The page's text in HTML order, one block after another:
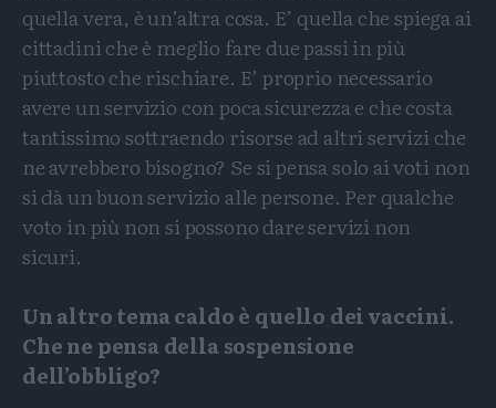
quella vera, è un’altra cosa. E’ quella che spiega ai
cittadini che è meglio fare due passi in più
piuttosto che rischiare. E’ proprio necessario
avere un servizio con poca sicurezza e che costa
tantissimo sottraendo risorse ad altri servizi che
ne avrebbero bisogno? Se si pensa solo ai voti non
si dà un buon servizio alle persone. Per qualche
voto in più non si possono dare servizi non
sicuri.
Un altro tema caldo è quello dei vaccini.
Che ne pensa della sospensione
dell’obbligo?